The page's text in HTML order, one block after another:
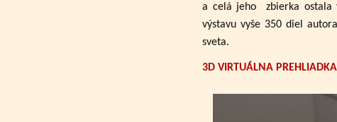
a celá jeho zbierka ostala
výstavu vyše 350 diel
sveta.
3D VIRTUÁLNA PREHLIADKA